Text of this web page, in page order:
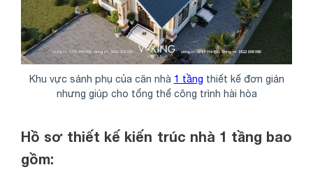
Khu vực sảnh phụ của căn nhà 1 tầng thiết kế đơn giản
nhưng giúp cho tổng thể công trình hài hòa
Hồ sơ thiết kế kiến trúc nhà 1 tầng bao
gồm: